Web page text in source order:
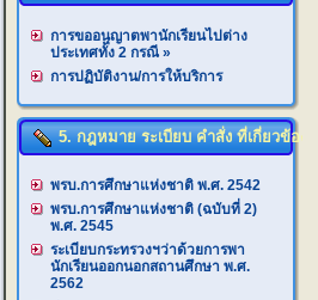
การขออนุญาตพานักเรียนไปต่าง
ประเทศทั้ง 2 กรณี »
การปฏิบัติงาน/การให้บริการ
5. กฎหมาย ระเบียบ คำสั่ง ที่เกี่ยวข้อง
พรบ.การศึกษาแห่งชาติ พ.ศ. 2542
พรบ.การศึกษาแห่งชาติ (ฉบับที่ 2)
พ.ศ. 2545
ระเบียบกระทรวงฯว่าด้วยการพา
นักเรียนออกนอกสถานศึกษา พ.ศ.
2562